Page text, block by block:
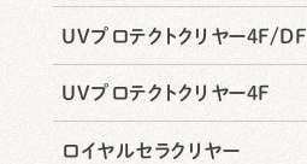
UVプロテクトクリヤー4F/DF
UVプロテクトクリヤー4F
ロイヤルセラクリヤー